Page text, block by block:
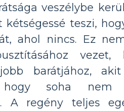
veszélybe
kétségessé teszi,
ahol nincs. Ez
vezet,
barátjához,
hogy soha nem
A regény teljes